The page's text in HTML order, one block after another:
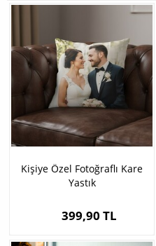
Kişiye Özel Fotoğraflı Kare
Yastık
399,90 TL